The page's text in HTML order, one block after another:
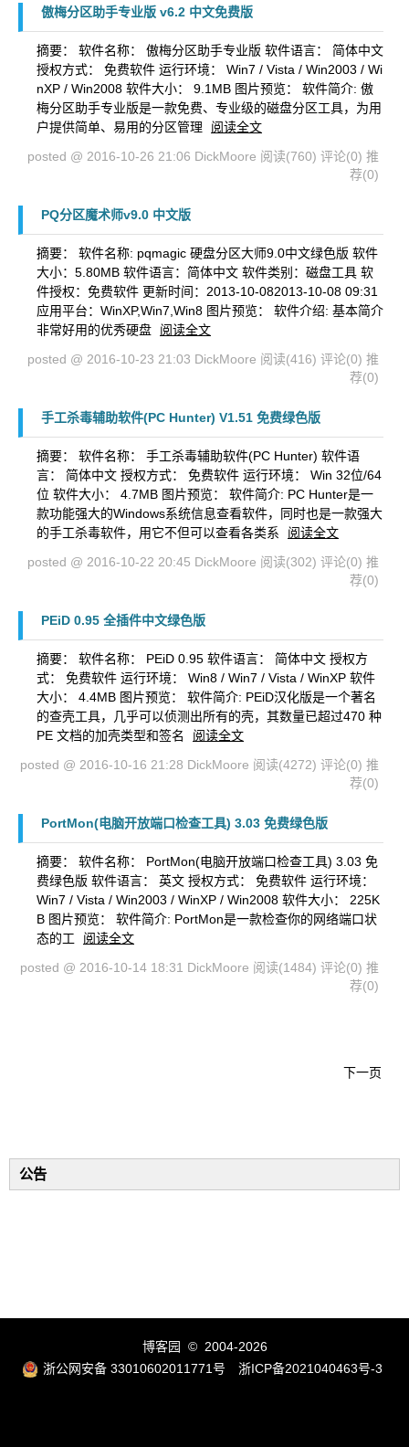
傲梅分区助手专业版 v6.2 中文免费版
摘要： 软件名称： 傲梅分区助手专业版 软件语言： 简体中文
授权方式： 免费软件 运行环境： Win7 / Vista / Win2003 / Wi
nXP / Win2008 软件大小： 9.1MB 图片预览： 软件简介: 傲
梅分区助手专业版是一款免费、专业级的磁盘分区工具，为用
户提供简单、易用的分区管理
阅读全文
posted @ 2016-10-26 21:06 DickMoore 阅读(760) 评论(0) 推
荐(0)
PQ分区魔术师v9.0 中文版
摘要： 软件名称: pqmagic 硬盘分区大师9.0中文绿色版 软件
大小：5.80MB 软件语言：简体中文 软件类别：磁盘工具 软
件授权：免费软件 更新时间：2013-10-082013-10-08 09:31
应用平台：WinXP,Win7,Win8 图片预览： 软件介绍: 基本简介
非常好用的优秀硬盘
阅读全文
posted @ 2016-10-23 21:03 DickMoore 阅读(416) 评论(0) 推
荐(0)
手工杀毒辅助软件(PC Hunter) V1.51 免费绿色版
摘要： 软件名称： 手工杀毒辅助软件(PC Hunter) 软件语
言： 简体中文 授权方式： 免费软件 运行环境： Win 32位/64
位 软件大小： 4.7MB 图片预览： 软件简介: PC Hunter是一
款功能强大的Windows系统信息查看软件，同时也是一款强大
的手工杀毒软件，用它不但可以查看各类系
阅读全文
posted @ 2016-10-22 20:45 DickMoore 阅读(302) 评论(0) 推
荐(0)
PEiD 0.95 全插件中文绿色版
摘要： 软件名称： PEiD 0.95 软件语言： 简体中文 授权方
式： 免费软件 运行环境： Win8 / Win7 / Vista / WinXP 软件
大小： 4.4MB 图片预览： 软件简介: PEiD汉化版是一个著名
的查壳工具，几乎可以侦测出所有的壳，其数量已超过470 种
PE 文档的加壳类型和签名
阅读全文
posted @ 2016-10-16 21:28 DickMoore 阅读(4272) 评论(0) 推
荐(0)
PortMon(电脑开放端口检查工具) 3.03 免费绿色版
摘要： 软件名称： PortMon(电脑开放端口检查工具) 3.03 免
费绿色版 软件语言： 英文 授权方式： 免费软件 运行环境：
Win7 / Vista / Win2003 / WinXP / Win2008 软件大小： 225K
B 图片预览： 软件简介: PortMon是一款检查你的网络端口状
态的工
阅读全文
posted @ 2016-10-14 18:31 DickMoore 阅读(1484) 评论(0) 推
荐(0)
下一页
公告
博客园
© 2004-2026
浙公网安备 33010602011771号
浙ICP备2021040463号-3